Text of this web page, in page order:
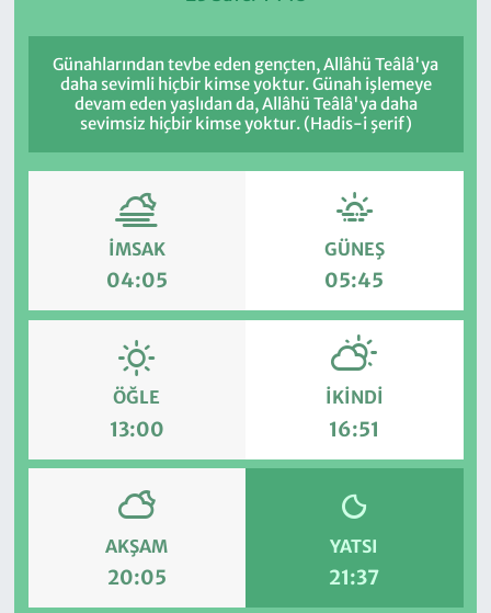
Günahlarından tevbe eden gençten, Allâhü Teâlâ'ya
daha sevimli hiçbir kimse yoktur. Günah işlemeye
devam eden yaşlıdan da, Allâhü Teâlâ'ya daha
sevimsiz hiçbir kimse yoktur. (Hadis-i şerif)
İMSAK
04:05
GÜNEŞ
05:45
ÖĞLE
13:00
İKINDI
16:51
AKŞAM
20:05
YATSI
21:37